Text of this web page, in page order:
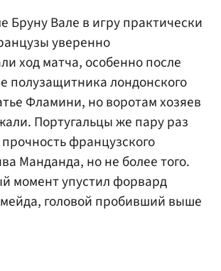
Бруну Вале в игру практически
уверенно
ход матча, особенно после
полузащитника лондонского
Фламини, но воротам хозяев
Португальцы же пару раз
французского
Манданда, но не более того.
момент упустил форвард
головой пробивший выше